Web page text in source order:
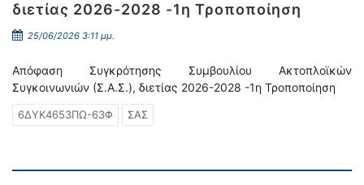
διετίας 2026-2028 -1η Τροποποίηση
25/06/2026 3:11 μμ.
Απόφαση Συγκρότησης Συμβουλίου Ακτοπλοϊκών
Συγκοινωνιών (Σ.Α.Σ.), διετίας 2026-2028 -1η Τροποποίηση
6ΔΥΚ4653ΠΩ-63Φ ΣΑΣ